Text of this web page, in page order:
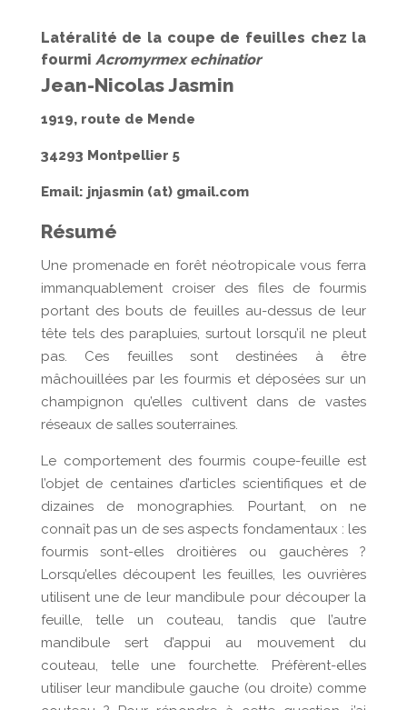
Latéralité de la coupe de feuilles chez la
fourmi Acromyrmex echinatior
Jean-Nicolas Jasmin
1919, route de Mende
34293 Montpellier 5
Email: jnjasmin (at) gmail.com
Résumé
Une promenade en forêt néotropicale vous ferra
immanquablement croiser des files de fourmis
portant des bouts de feuilles au-dessus de leur
tête tels des parapluies, surtout lorsqu’il ne pleut
pas. Ces feuilles sont destinées à être
mâchouillées par les fourmis et déposées sur un
champignon qu’elles cultivent dans de vastes
réseaux de salles souterraines.
Le comportement des fourmis coupe-feuille est
l’objet de centaines d’articles scientifiques et de
dizaines de monographies. Pourtant, on ne
connaît pas un de ses aspects fondamentaux : les
fourmis sont-elles droitières ou gauchères ?
Lorsqu’elles découpent les feuilles, les ouvrières
utilisent une de leur mandibule pour découper la
feuille, telle un couteau, tandis que l’autre
mandibule sert d’appui au mouvement du
couteau, telle une fourchette. Préfèrent-elles
utiliser leur mandibule gauche (ou droite) comme